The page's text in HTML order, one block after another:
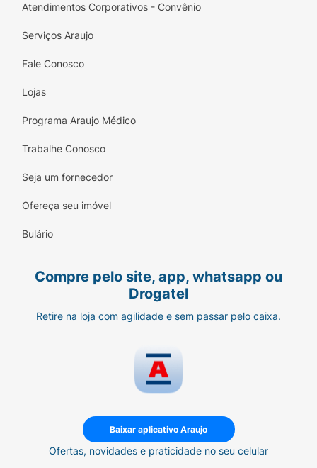
Atendimentos Corporativos - Convênio
Serviços Araujo
Fale Conosco
Lojas
Programa Araujo Médico
Trabalhe Conosco
Seja um fornecedor
Ofereça seu imóvel
Bulário
Compre pelo site, app, whatsapp ou
Drogatel
Retire na loja com agilidade e sem passar pelo caixa.
Baixar aplicativo Araujo
Ofertas, novidades e praticidade no seu celular